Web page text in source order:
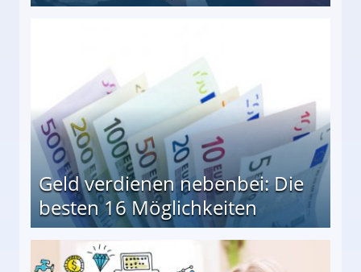
Geld verdienen nebenbei: Die
besten 16 Möglichkeiten